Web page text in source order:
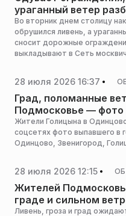
ураганный ветер
Во вторник днем столицу
обрушился ливень, а
сносит дорожные
выкладывают в Сеть
28 июля 2026 16:37
Град, поломанные
Подмосковье — фото
Жители Голицына в
соцсетях фото выпавшего
Одинцово, Звенигород,
28 июля 2026 12:15
Жителей
граде и сильном
Ливень, гроза и град